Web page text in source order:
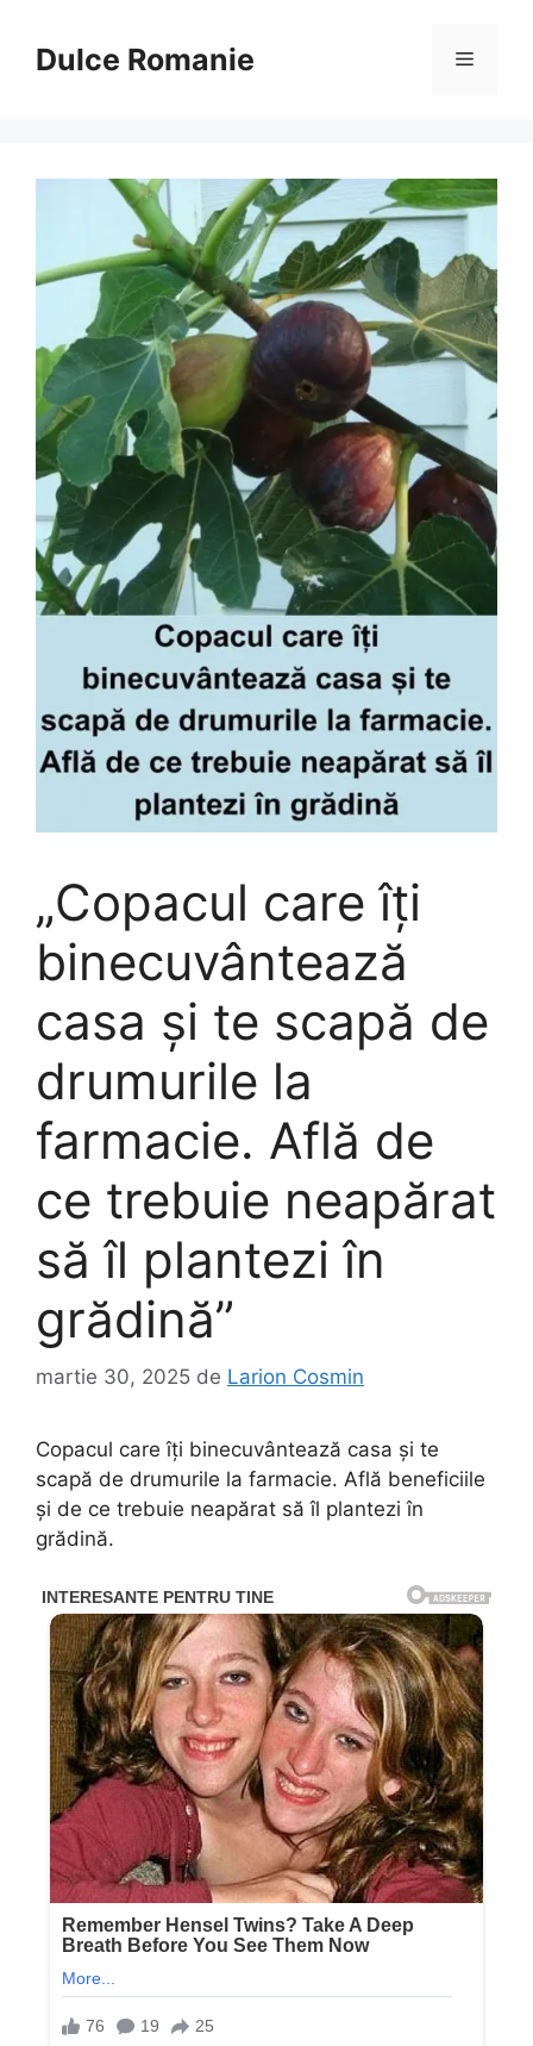
conținutDulce Romanie Meniu
„Copacul care îți
binecuvântează
casa și te scapă de
drumurile la
farmacie. Află de
ce trebuie neapărat
să îl plantezi în
grădină”
martie 30, 2025 de Larion Cosmin
Copacul care îți binecuvântează casa și te
scapă de drumurile la farmacie. Află beneficiile
și de ce trebuie neapărat să îl plantezi în
grădină.